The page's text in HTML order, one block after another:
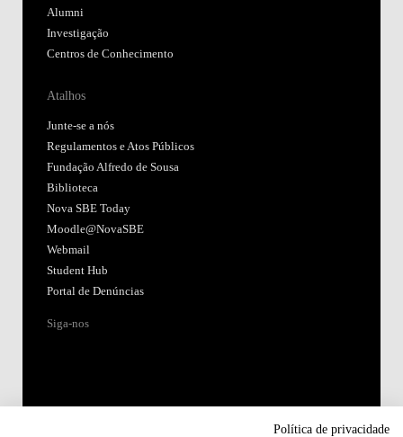
Alumni
Investigação
Centros de Conhecimento
Atalhos
Junte-se a nós
Regulamentos e Atos Públicos
Fundação Alfredo de Sousa
Biblioteca
Nova SBE Today
Moodle@NovaSBE
Webmail
Student Hub
Portal de Denúncias
Siga-nos
Política de privacidade